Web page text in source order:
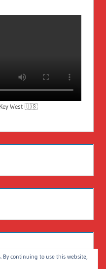
West 🇺🇸
By continuing to use this website,